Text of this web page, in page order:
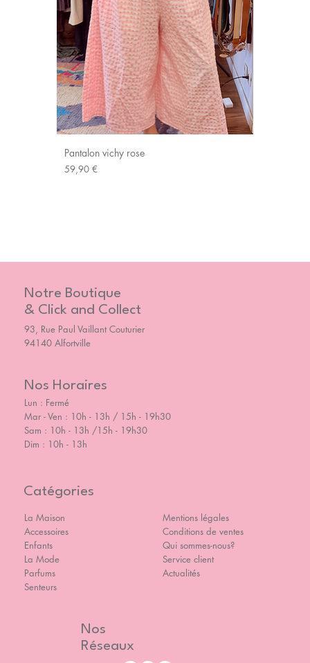
Pantalon vichy rose
Prix
59,90 €
Notre Boutique
& Click and Collect
93, Rue Paul Vaillant Couturier
94140 Alfortville
Nos Horaires
Lun : Fermé
Mar - Ven : 10h - 13h / 15h - 19h30
Sam : 10h - 13h /15h - 19h30
Dim : 10h - 13h
Catégories
La Maison
Accessoires
Enfants
La Mode
Parfums
Senteurs
Mentions légales
Conditions de ventes
Qui sommes-nous?
Service client
Actualités
Nos
Réseaux